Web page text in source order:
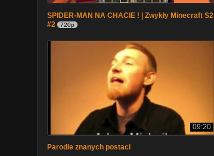
SPIDER-MAN NA CHACIE ! | Zwykły Minecraft S2
#2
720p
09:20
Parodie znanych postaci